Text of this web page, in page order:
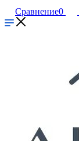
Сравнение0